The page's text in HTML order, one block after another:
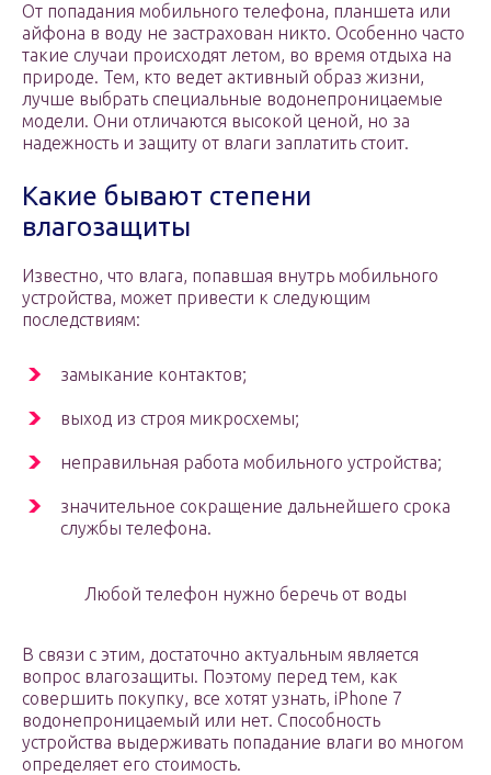
От попадания мобильного телефона, планшета или
айфона в воду не застрахован никто. Особенно часто
такие случаи происходят летом, во время отдыха на
природе. Тем, кто ведет активный образ жизни,
лучше выбрать специальные водонепроницаемые
модели. Они отличаются высокой ценой, но за
надежность и защиту от влаги заплатить стоит.
Какие бывают степени
влагозащиты
Известно, что влага, попавшая внутрь мобильного
устройства, может привести к следующим
последствиям:
замыкание контактов;
выход из строя микросхемы;
неправильная работа мобильного устройства;
значительное сокращение дальнейшего срока
службы телефона.
Любой телефон нужно беречь от воды
В связи с этим, достаточно актуальным является
вопрос влагозащиты. Поэтому перед тем, как
совершить покупку, все хотят узнать, iPhone 7
водонепроницаемый или нет. Способность
устройства выдерживать попадание влаги во многом
определяет его стоимость.